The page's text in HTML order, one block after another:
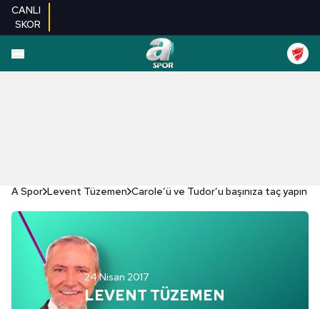
CANLI
SKOR
A Spor Levent Tüzemen Carole’ü ve Tudor’u başınıza taç yapın
24 Nisan 2017
LEVENT TÜZEMEN